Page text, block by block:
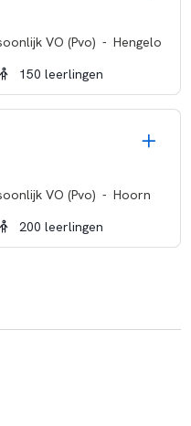
VO (Pvo) - Hengelo
150 leerlingen
VO (Pvo) - Hoorn
200 leerlingen